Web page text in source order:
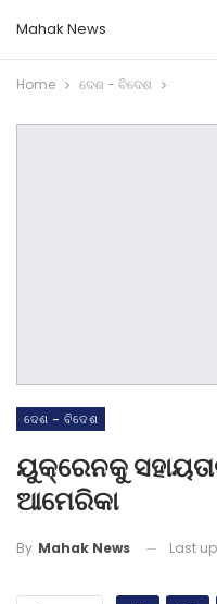
Mahak News
Home ଦେଶ - ବିଦେଶ
ଦେଶ - ବିଦେଶ
ୟୁକ୍ରେନକୁ
ଆମେରିକା
By Mahak News Last